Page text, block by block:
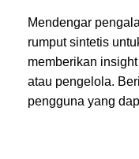
Mendengar
rumput sintetis
memberikan
atau pengelola.
pengguna yang